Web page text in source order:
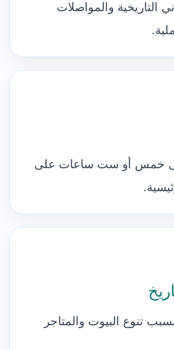
التاريخية والمواصلات
إلى خمس أو ست ساعات على
تنوع البيوت والمتاجر